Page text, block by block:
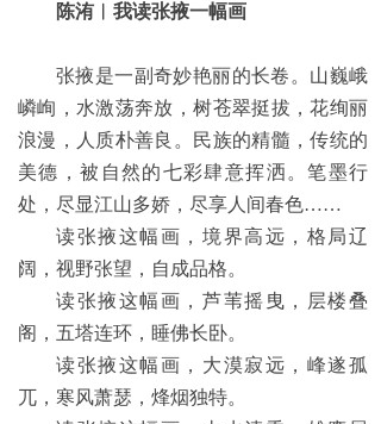
陈洧︱我读张掖一幅画
张掖是一副奇妙艳丽的长卷。山巍峨
嶙峋，水激荡奔放，树苍翠挺拔，花绚丽
浪漫，人质朴善良。民族的精髓，传统的
美德，被自然的七彩肆意挥洒。笔墨行
处，尽显江山多娇，尽享人间春色……
读张掖这幅画，境界高远，格局辽
阔，视野张望，自成品格。
读张掖这幅画，芦苇摇曳，层楼叠
阁，五塔连环，睡佛长卧。
读张掖这幅画，大漠寂远，峰遂孤
兀，寒风萧瑟，烽烟独特。